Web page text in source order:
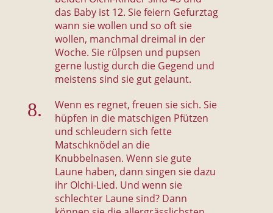
das Baby ist 12. Sie feiern Gefurztag
wann sie wollen und so oft sie
wollen, manchmal dreimal in der
Woche. Sie rülpsen und pupsen
gerne lustig durch die Gegend und
meistens sind sie gut gelaunt.
Wenn es regnet, freuen sie sich. Sie
hüpfen in die matschigen Pfützen
und schleudern sich fette
Matschknödel an die
Knubbelnasen. Wenn sie gute
Laune haben, dann singen sie dazu
ihr Olchi-Lied. Und wenn sie
schlechter Laune sind? Dann